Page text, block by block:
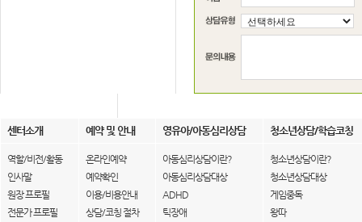
센터소개 예약 및 안내 영유아/아동심리상담 청소년상담/학습코칭
역할/비전/활동
인사말
원장 프로필
전문가 프로필
온라인예약
예약확인
이용/비용안내
상담/코칭 절차
아동심리상담이란?
아동심리상담대상
ADHD
틱장애
청소년상담이란?
청소년상담대상
게임중독
왕따